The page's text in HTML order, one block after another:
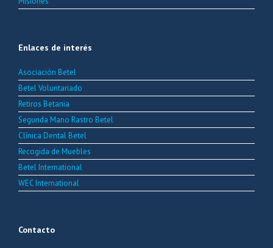
Enlaces de interés
Asociación Betel
Betel Voluntariado
Retiros Betania
Segunda Mano Rastro Betel
Clínica Dental Betel
Recogida de Muebles
Betel International
WEC International
Contacto